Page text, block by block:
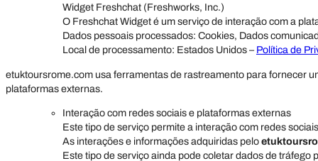
Widget Freshchat (Freshworks, Inc.)
O Freshchat Widget é um serviço de interação com a
Dados pessoais processados: Cookies, Dados
Local de processamento: Estados Unidos – Política de
etuktoursrome.com usa ferramentas de rastreamento para fornecer
plataformas externas.
Interação com redes sociais e plataformas externas
Este tipo de serviço permite a interação com redes
As interações e informações adquiridas pelo
Este tipo de serviço ainda pode coletar dados de